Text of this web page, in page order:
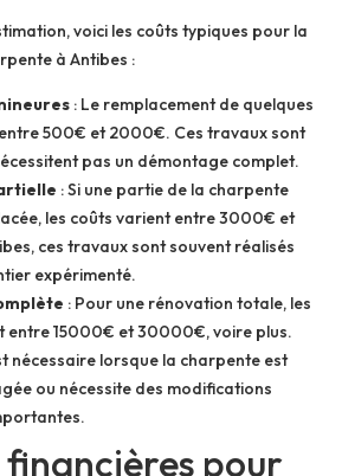
voici les coûts typiques pour la
à Antibes :
: Le remplacement de quelques
500€ et 2000€. Ces travaux sont
pas un démontage complet.
: Si une partie de la charpente
les coûts varient entre 3000€ et
ces travaux sont souvent réalisés
expérimenté.
: Pour une rénovation totale, les
entre 15000€ et 30000€, voire plus.
nécessaire lorsque la charpente est
ou nécessite des modifications
financières pour